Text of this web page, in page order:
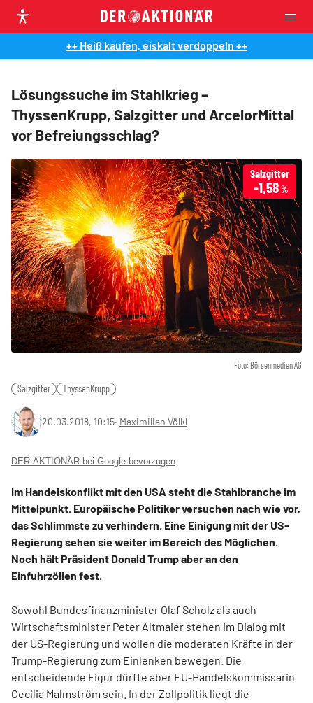
++ Heiß kaufen, eiskalt verdoppeln ++
Lösungssuche im Stahlkrieg –
ThyssenKrupp, Salzgitter und ArcelorMittal
vor Befreiungsschlag?
Foto: Börsenmedien AG
Salzgitter
-1,58%
Salzgitter ThyssenKrupp
20.03.2018, 10:15‧ Maximilian Völkl
DER AKTIONÄR bei Google bevorzugen
Im Handelskonflikt mit den USA steht die Stahlbranche im
Mittelpunkt. Europäische Politiker versuchen nach wie vor,
das Schlimmste zu verhindern. Eine Einigung mit der US-
Regierung sehen sie weiter im Bereich des Möglichen.
Noch hält Präsident Donald Trump aber an den
Einfuhrzöllen fest.
Sowohl Bundesfinanzminister Olaf Scholz als auch
Wirtschaftsminister Peter Altmaier stehen im Dialog mit
der US-Regierung und wollen die moderaten Kräfte in der
Trump-Regierung zum Einlenken bewegen. Die
entscheidende Figur dürfte aber EU-Handelskommissarin
Cecilia Malmström sein. In der Zollpolitik liegt die